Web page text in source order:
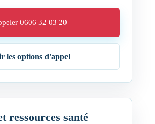
0606 32 03 20
les options d'appel
ressources santé